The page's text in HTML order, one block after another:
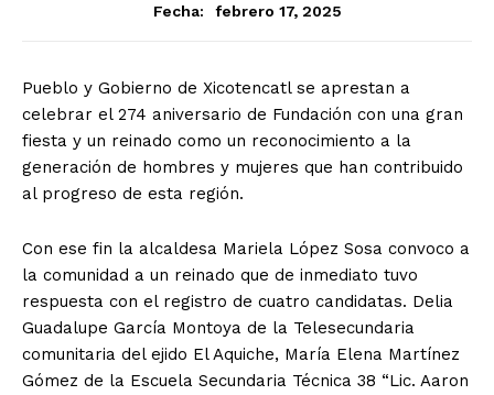
Fecha:
febrero 17, 2025
Pueblo y Gobierno de Xicotencatl se aprestan a
celebrar el 274 aniversario de Fundación con una gran
fiesta y un reinado como un reconocimiento a la
generación de hombres y mujeres que han contribuido
al progreso de esta región.
Con ese fin la alcaldesa Mariela López Sosa convoco a
la comunidad a un reinado que de inmediato tuvo
respuesta con el registro de cuatro candidatas. Delia
Guadalupe García Montoya de la Telesecundaria
comunitaria del ejido El Aquiche, María Elena Martínez
Gómez de la Escuela Secundaria Técnica 38 “Lic. Aaron